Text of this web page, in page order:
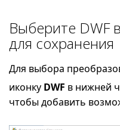
Выберите DWF
для сохранения
Для выбора
иконку DWF в нижней
чтобы добавить